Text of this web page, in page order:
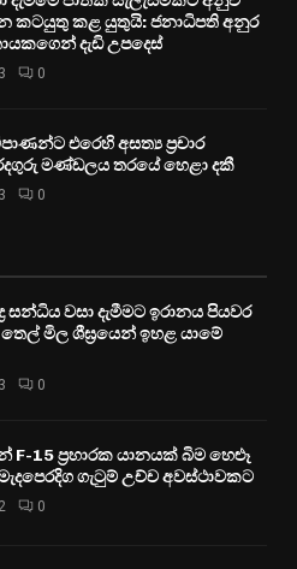
කටයුතු කළ යුතුයි: ජනාධිපති අනුර
දැඩි උපදෙස්
0
එරෙහි අසත්‍ය ප්‍රචාර
මණ්ඩලය තරයේ හෙළා දකී
0
සන්ධිය වසා දැමීමට ඉරානය පියවර
මිල ශීඝ්‍රයෙන් ඉහළ යාමේ
0
F-15 ප්‍රහාරක යානයක් බිම හෙළූ
ගැටුම් උච්ච අවස්ථාවකට
0